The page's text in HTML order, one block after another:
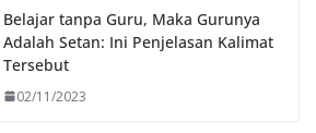
Belajar tanpa Guru, Maka Gurunya
Adalah Setan: Ini Penjelasan Kalimat
Tersebut
02/11/2023